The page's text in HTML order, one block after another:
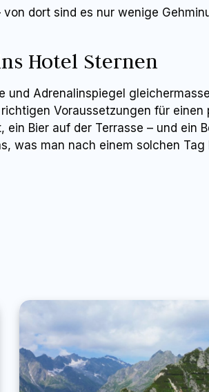
dort sind es nur wenige
Hotel Sternen
und Adrenalinspiegel
Voraussetzungen für einen
Bier auf der Terrasse – und ein
was man nach einem solchen Tag